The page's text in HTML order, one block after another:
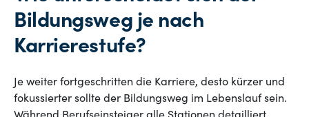
Bildungsweg je nach
Karrierestufe?
Je weiter fortgeschritten die Karriere, desto kürzer und
fokussierter sollte der Bildungsweg im Lebenslauf sein.